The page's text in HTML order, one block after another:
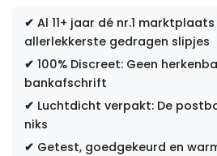
✔ Al 11+ jaar dé nr.1
allerlekkerste gedragen slipjes
✔ 100% Discreet: Geen
bankafschrift
✔ Luchtdicht verpakt: De
niks
✔ Getest, goedgekeurd en